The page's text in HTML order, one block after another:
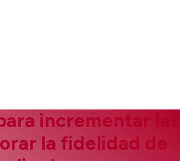
incrementar las
la fidelidad de